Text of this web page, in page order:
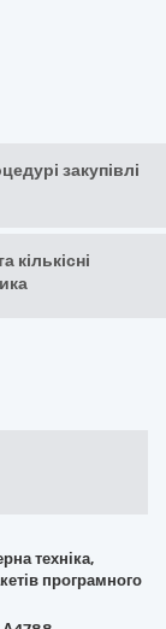
закупівлі
кількісні
техніка,
програмного